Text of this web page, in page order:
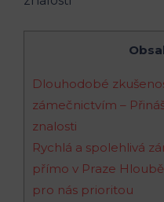
Dlouhodobé
zámečnictvím –
znalosti
Rychlá a spolehlivá
přímo v Praze
pro nás prioritou